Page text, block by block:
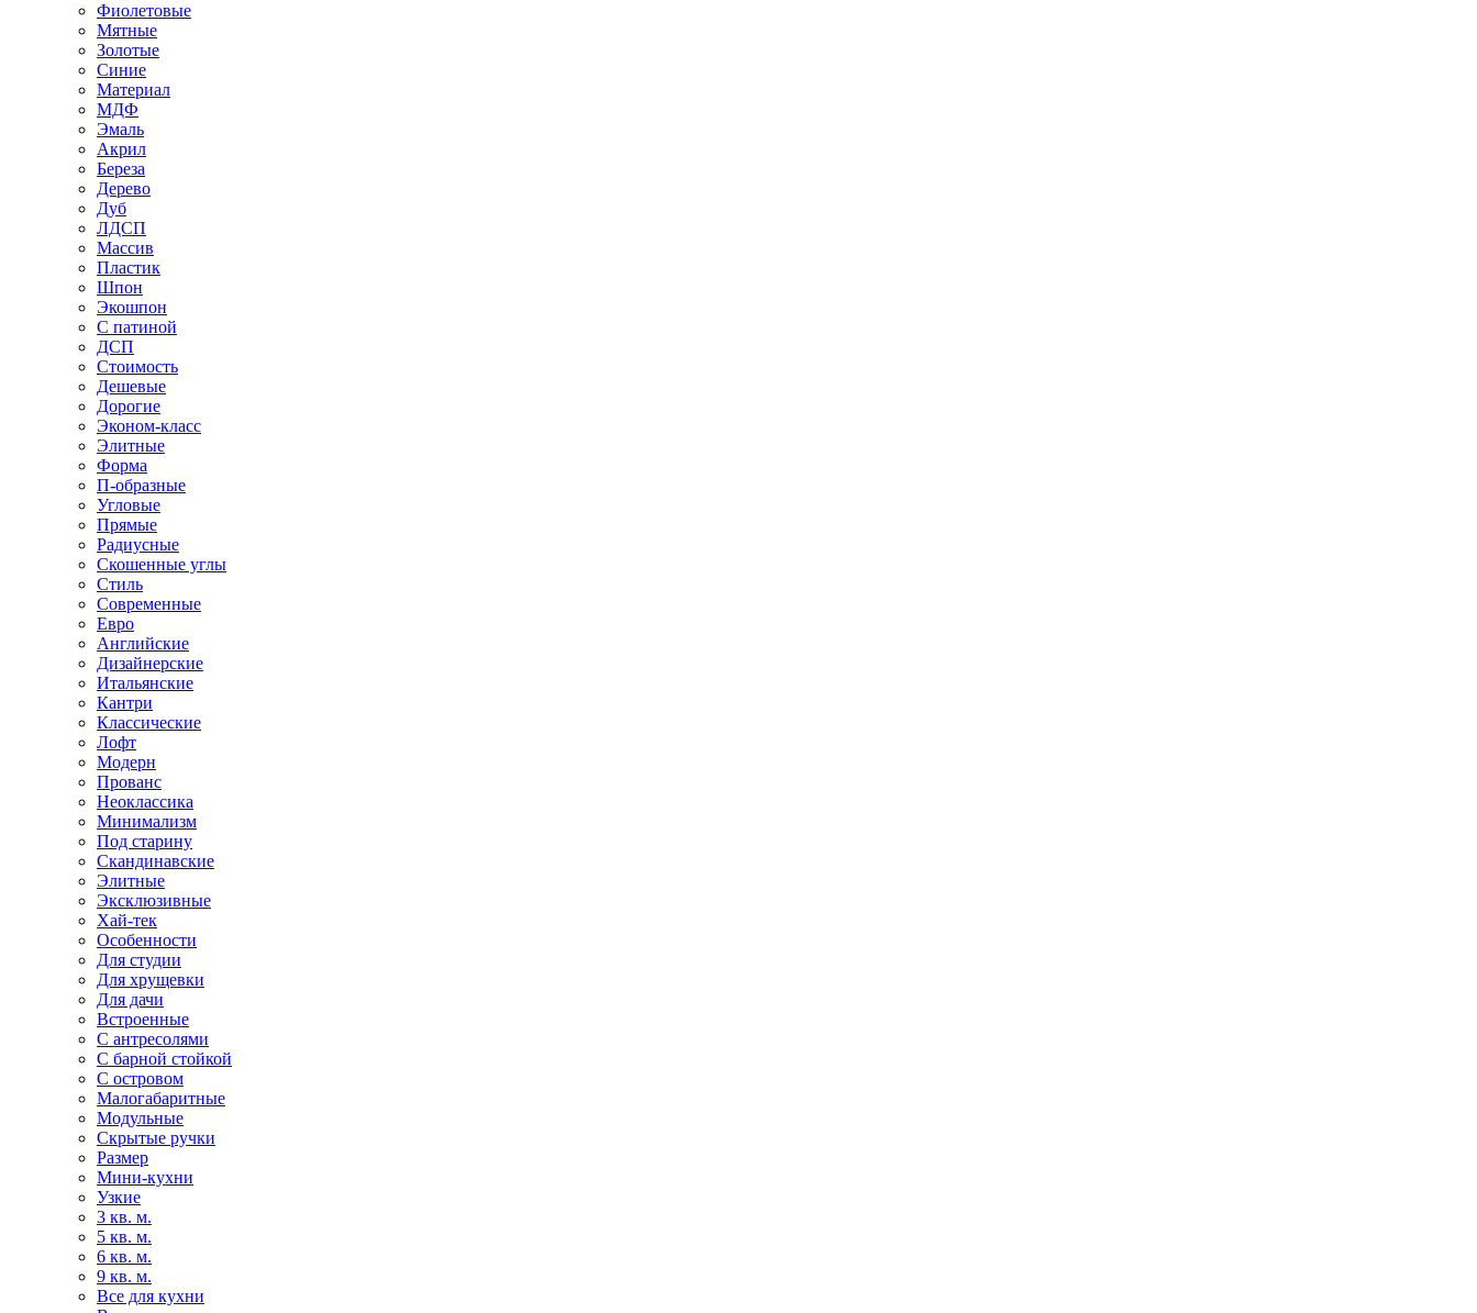
Фиолетовые
Мятные
Золотые
Синие
Материал
МДФ
Эмаль
Акрил
Береза
Дерево
Дуб
ЛДСП
Массив
Пластик
Шпон
Экошпон
С патиной
ДСП
Стоимость
Дешевые
Дорогие
Эконом-класс
Элитные
Форма
П-образные
Угловые
Прямые
Радиусные
Скошенные углы
Стиль
Современные
Евро
Английские
Дизайнерские
Итальянские
Кантри
Классические
Лофт
Модерн
Прованс
Неоклассика
Минимализм
Под старину
Скандинавские
Элитные
Эксклюзивные
Хай-тек
Особенности
Для студии
Для хрущевки
Для дачи
Встроенные
С антресолями
С барной стойкой
С островом
Малогабаритные
Модульные
Скрытые ручки
Размер
Мини-кухни
Узкие
3 кв. м.
5 кв. м.
6 кв. м.
9 кв. м.
Все для кухни